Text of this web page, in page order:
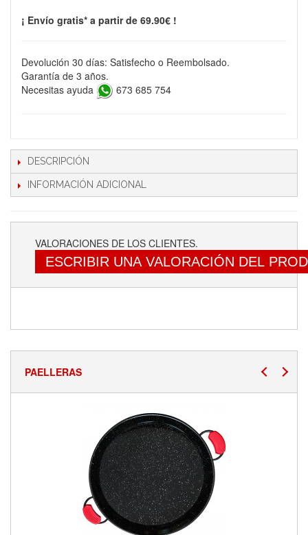
¡ Envío gratis* a partir de 69.90€ !
Devolución 30 días: Satisfecho o Reembolsado.
Garantía de 3 años.
Necesitas ayuda
673 685 754
DESCRIPCIÓN
INFORMACIÓN ADICIONAL
VALORACIONES DE LOS CLIENTES.
ESCRIBIR UNA VALORACIÓN DEL
PAELLERAS